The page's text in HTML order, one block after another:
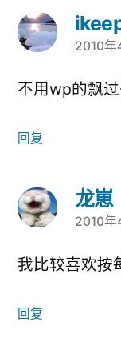
说：
2010
不用wp的飘
回复
龙崽
说：
2010
我比较喜欢按
回复